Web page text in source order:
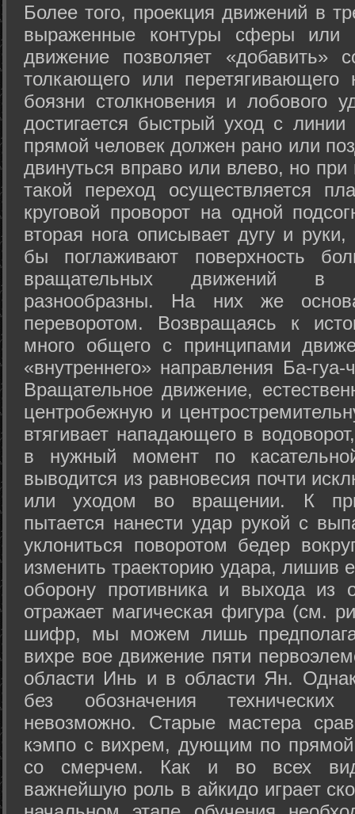
Более того, проекция движений в
выраженные контуры сферы или
движение позволяет «добавить»
толкающего или перетягивающего
боязни столкновения и лобового
достигается быстрый уход с
прямой человек должен рано или
двинуться вправо или влево, но
такой переход осуществляется
круговой проворот на одной
вторая нога описывает дугу и
бы поглаживают поверхность
вращательных движений в
разнообразны. На них же
переворотом. Возвращаясь к
много общего с принципами
«внутреннего» направления Ба-
Вращательное движение,
центробежную и
втягивает нападающего в
в нужный момент по
выводится из равновесия почти
или уходом во вращении. К
пытается нанести удар рукой с
уклониться поворотом бедер
изменить траекторию удара, лишив
оборону противника и выхода из
отражает магическая фигура (см.
шифр, мы можем лишь
вихре вое движение пяти
области Инь и в области Ян.
без обозначения
невозможно. Старые мастера
кэмпо с вихрем, дующим по
со смерчем. Как и во всех
важнейшую роль в айкидо играет